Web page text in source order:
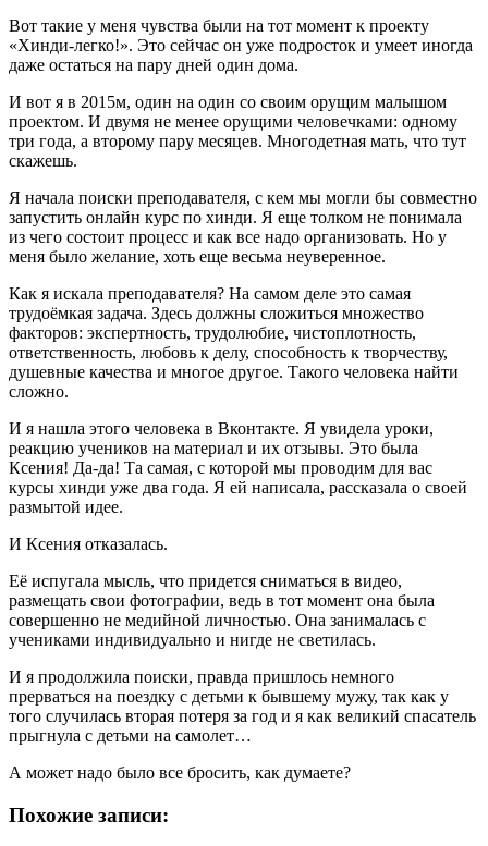
Вот такие у меня чувства были на тот момент к проекту
«Хинди-легко!». Это сейчас он уже подросток и умеет иногда
даже остаться на пару дней один дома.
И вот я в 2015м, один на один со своим орущим малышом
проектом. И двумя не менее орущими человечками: одному
три года, а второму пару месяцев. Многодетная мать, что тут
скажешь.
Я начала поиски преподавателя, с кем мы могли бы совместно
запустить онлайн курс по хинди. Я еще толком не понимала
из чего состоит процесс и как все надо организовать. Но у
меня было желание, хоть еще весьма неуверенное.
Как я искала преподавателя? На самом деле это самая
трудоёмкая задача. Здесь должны сложиться множество
факторов: экспертность, трудолюбие, чистоплотность,
ответственность, любовь к делу, способность к творчеству,
душевные качества и многое другое. Такого человека найти
сложно.
И я нашла этого человека в Вконтакте. Я увидела уроки,
реакцию учеников на материал и их отзывы. Это была
Ксения! Да-да! Та самая, с которой мы проводим для вас
курсы хинди уже два года. Я ей написала, рассказала о своей
размытой идее.
И Ксения отказалась.
Её испугала мысль, что придется сниматься в видео,
размещать свои фотографии, ведь в тот момент она была
совершенно не медийной личностью. Она занималась с
учениками индивидуально и нигде не светилась.
И я продолжила поиски, правда пришлось немного
прерваться на поездку с детьми к бывшему мужу, так как у
того случилась вторая потеря за год и я как великий спасатель
прыгнула с детьми на самолет…
А может надо было все бросить, как думаете?
Похожие записи: